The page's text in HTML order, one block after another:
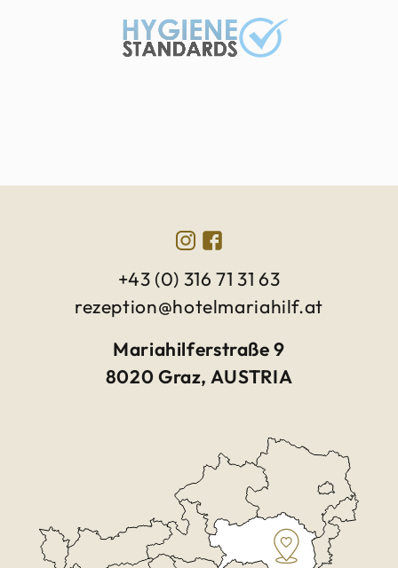
+43 (0) 316 71 31 63
rezeption@hotelmariahilf.at
Mariahilferstraße 9
8020 Graz, AUSTRIA